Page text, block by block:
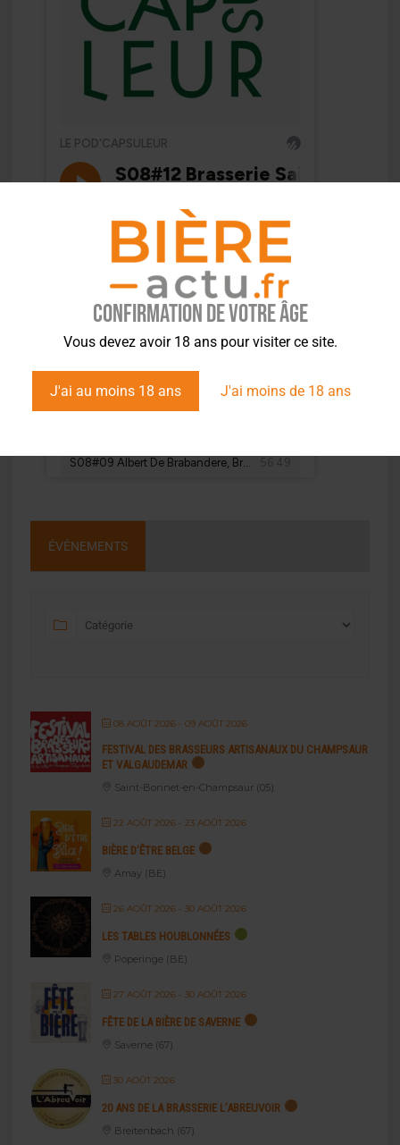
Confirmation de votre âge
Vous devez avoir 18 ans pour visiter ce site.
J'ai au moins 18 ans J'ai moins de 18 ans
ÉVÉNEMENTS
08 AOÛT 2026- 09 AOÛT 2026
FESTIVAL DES BRASSEURS ARTISANAUX DU CHAMPSAUR
ET VALGAUDEMAR
Saint-Bonnet-en-Champsaur (05)
22 AOÛT 2026- 23 AOÛT 2026
BIÈRE D’ÊTRE BELGE
Amay (BE)
26 AOÛT 2026- 30 AOÛT 2026
LES TABLES HOUBLONNÉES
Poperinge (BE)
27 AOÛT 2026- 30 AOÛT 2026
FÊTE DE LA BIÈRE DE SAVERNE
Saverne (67)
30 AOÛT 2026
20 ANS DE LA BRASSERIE L’ABREUVOIR
Breitenbach (67)